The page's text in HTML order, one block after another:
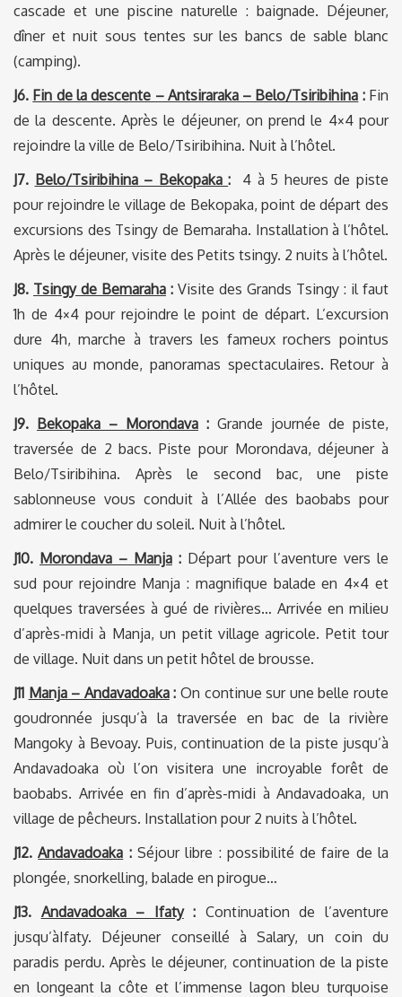
cascade et une piscine naturelle : baignade. Déjeuner,
dîner et nuit sous tentes sur les bancs de sable blanc
(camping).
J6. Fin de la descente – Antsiraraka – Belo/Tsiribihina : Fin
de la descente. Après le déjeuner, on prend le 4×4 pour
rejoindre la ville de Belo/Tsiribihina. Nuit à l’hôtel.
J7. Belo/Tsiribihina – Bekopaka: 4 à 5 heures de piste
pour rejoindre le village de Bekopaka, point de départ des
excursions des Tsingy de Bemaraha. Installation à l’hôtel.
Après le déjeuner, visite des Petits tsingy. 2 nuits à l’hôtel.
J8. Tsingy de Bemaraha : Visite des Grands Tsingy : il faut
1h de 4×4 pour rejoindre le point de départ. L’excursion
dure 4h, marche à travers les fameux rochers pointus
uniques au monde, panoramas spectaculaires. Retour à
l’hôtel.
J9. Bekopaka – Morondava : Grande journée de piste,
traversée de 2 bacs. Piste pour Morondava, déjeuner à
Belo/Tsiribihina. Après le second bac, une piste
sablonneuse vous conduit à l’Allée des baobabs pour
admirer le coucher du soleil. Nuit à l’hôtel.
J10. Morondava – Manja : Départ pour l’aventure vers le
sud pour rejoindre Manja : magnifique balade en 4×4 et
quelques traversées à gué de rivières… Arrivée en milieu
d’après-midi à Manja, un petit village agricole. Petit tour
de village. Nuit dans un petit hôtel de brousse.
J11 Manja – Andavadoaka:On continue sur une belle route
goudronnée jusqu’à la traversée en bac de la rivière
Mangoky à Bevoay. Puis, continuation de la piste jusqu’à
Andavadoaka où l’on visitera une incroyable forêt de
baobabs. Arrivée en fin d’après-midi à Andavadoaka, un
village de pêcheurs. Installation pour 2 nuits à l’hôtel.
J12.Andavadoaka : Séjour libre : possibilité de faire de la
plongée, snorkelling, balade en pirogue…
J13. Andavadoaka – Ifaty: Continuation de l’aventure
jusqu’àIfaty. Déjeuner conseillé à Salary, un coin du
paradis perdu. Après le déjeuner, continuation de la piste
en longeant la côte et l’immense lagon bleu turquoise